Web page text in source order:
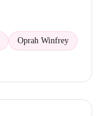
Oprah Winfrey